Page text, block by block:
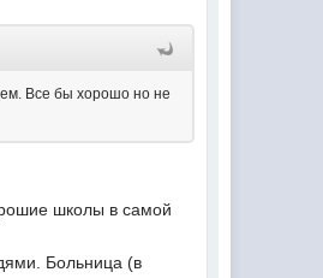
Все бы хорошо но не
школы в самой
Больница (в